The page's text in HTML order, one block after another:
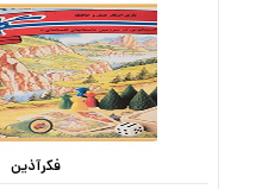
فکرآذین